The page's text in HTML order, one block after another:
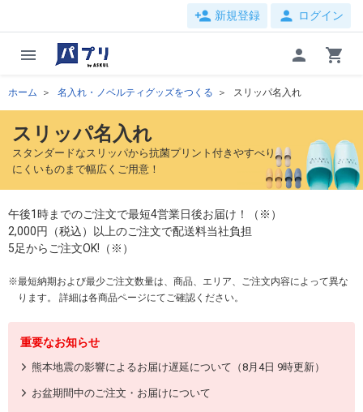
person_add 新規登録 person ログイン
menu person shopping_cart
ホーム 名入れ・ノベルティグッズをつくる スリッパ名入れ
スリッパ名入れ
スタンダードなスリッパから抗菌プリント付きやすべり
にくいものまで幅広くご用意！
午後1時までのご注文で最短4営業日後お届け！（※）
2,000円（税込）以上のご注文で配送料当社負担
5足からご注文OK!（※）
最短納期および最少ご注文数量は、商品、エリア、ご注文内容によって異な
ります。 詳細は各商品ページにてご確認ください。
重要なお知らせ
熊本地震の影響によるお届け遅延について（8月4日 9時更新）
お盆期間中のご注文・お届けについて